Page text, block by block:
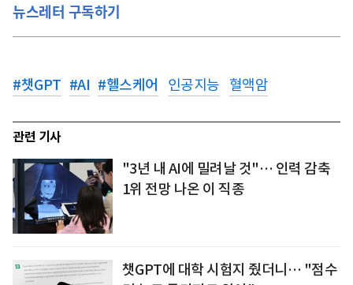
뉴스레터 구독하기
#챗GPT #AI #헬스케어 인공지능 혈액암
관련 기사
"3년 내 AI에 밀려날 것"… 인력 감축
1위 전망 나온 이 직종
챗GPT에 대학 시험지 줬더니… "점수